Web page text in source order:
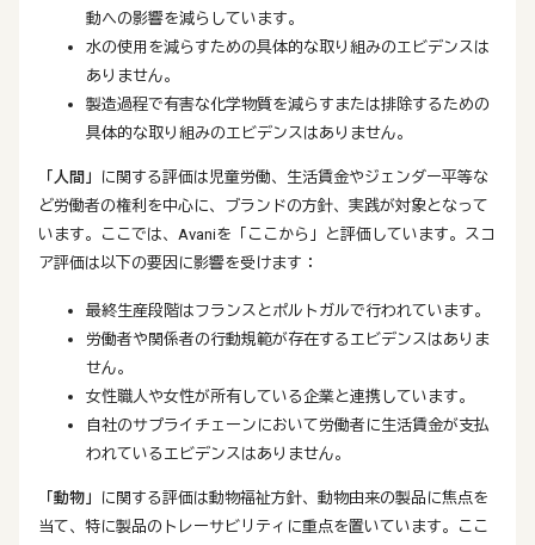
動への影響を減らしています。
水の使用を減らすための具体的な取り組みのエビデンスは
ありません。
製造過程で有害な化学物質を減らすまたは排除するための
具体的な取り組みのエビデンスはありません。
「人間」
に関する評価は児童労働、生活賃金やジェンダー平等な
ど労働者の権利を中心に、ブランドの方針、実践が対象となって
います。ここでは、Avaniを「ここから」と評価しています。スコ
ア評価は以下の要因に影響を受けます：
最終生産段階はフランスとポルトガルで行われています。
労働者や関係者の行動規範が存在するエビデンスはありま
せん。
女性職人や女性が所有している企業と連携しています。
自社のサプライチェーンにおいて労働者に生活賃金が支払
われているエビデンスはありません。
「動物」
に関する評価は動物福祉方針、動物由来の製品に焦点を
当て、特に製品のトレーサビリティに重点を置いています。ここ